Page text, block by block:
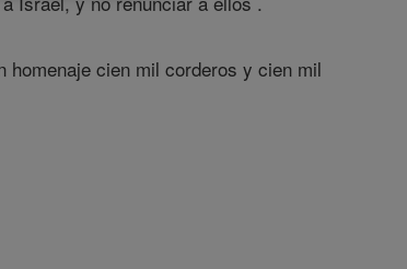
homenaje cien mil corderos y cien mil